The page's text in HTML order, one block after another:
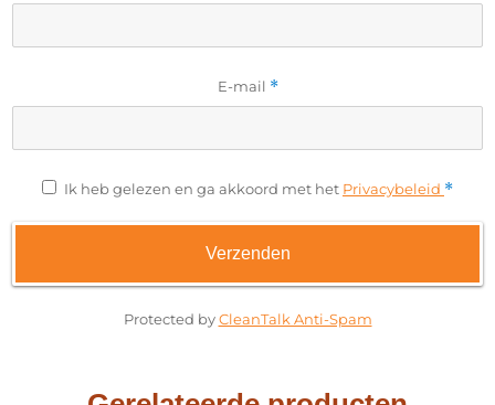
E-mail *
Ik heb gelezen en ga akkoord met het Privacybeleid *
Protected byCleanTalk Anti-Spam